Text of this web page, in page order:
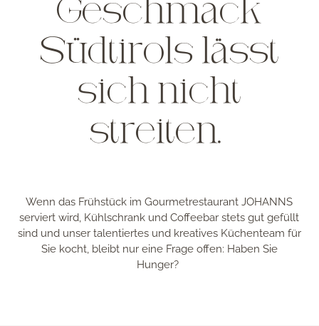
Geschmack
Südtirols lässt
sich nicht
streiten.
Wenn das Frühstück im Gourmetrestaurant JOHANNS
serviert wird, Kühlschrank und Coffeebar stets gut gefüllt
sind und unser talentiertes und kreatives Küchenteam für
Sie kocht, bleibt nur eine Frage offen: Haben Sie
Hunger?